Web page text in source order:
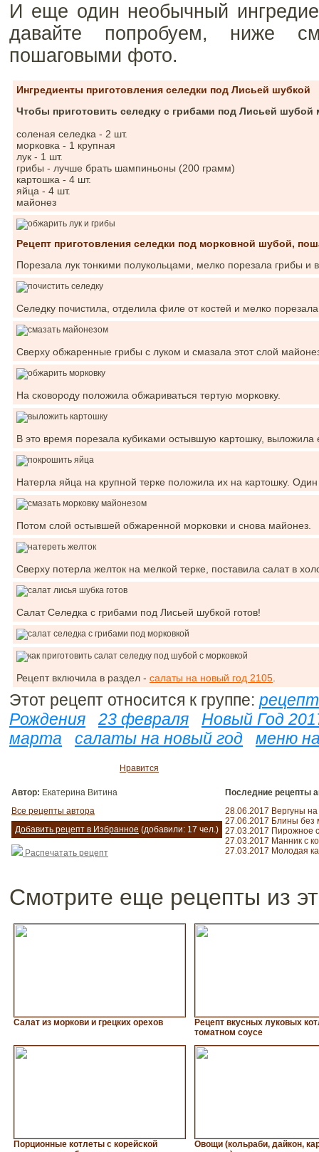
И еще один необычный
давайте попробуем, ниже
пошаговыми фото.
Ингредиенты приготовления селедки под Лисьей шубкой
Чтобы приготовить селедку с грибами под Лисьей шубой
соленая селедка - 2 шт.
морковка - 1 крупная
лук - 1 шт.
грибы - лучше брать шампиньоны (200 грамм)
картошка - 4 шт.
яйца - 4 шт.
майонез
Рецепт приготовления селедки под морковной шубой,
Порезала лук тонкими полукольцами, мелко порезала грибы и
Селедку почистила, отделила филе от костей и мелко
Сверху обжаренные грибы с луком и смазала этот слой
На сковороду положила обжариваться тертую морковку.
В это время порезала кубиками остывшую картошку,
Натерла яйца на крупной терке положила их на картошку.
Потом слой остывшей обжаренной морковки и снова майонез.
Сверху потерла желток на мелкой терке, поставила салат в
Салат Селедка с грибами под Лисьей шубкой готов!
Рецепт включила в раздел - салаты на новый год 2105
Этот рецепт относится к группе:
Рождения
23 февраля
Новый Год
марта
салаты на новый год меню
Нравится
Автор: Екатерина Витина
Все рецепты автора
Добавить рецепт в Избранное (добавили: 17 чел.)
Распечатать рецепт
Последние рецепты
28.06.2017 Вергуны
27.06.2017 Блины без
27.03.2017 Пирожное
27.03.2017 Манник с
27.03.2017 Молодая
Смотрите еще рецепты из
Салат из моркови и грецких орехов
Рецепт вкусных луковых
томатном соусе
Порционные котлеты с корейской
Овощи (кольраби, дайкон,